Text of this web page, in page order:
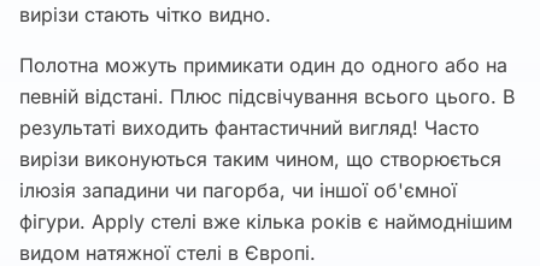
вирізи стають чітко видно.
Полотна можуть примикати один до одного або на
певній відстані. Плюс підсвічування всього цього. В
результаті виходить фантастичний вигляд! Часто
вирізи виконуються таким чином, що створюється
ілюзія западини чи пагорба, чи іншої об'ємної
фігури. Apply стелі вже кілька років є наймоднішим
видом натяжної стелі в Європі.